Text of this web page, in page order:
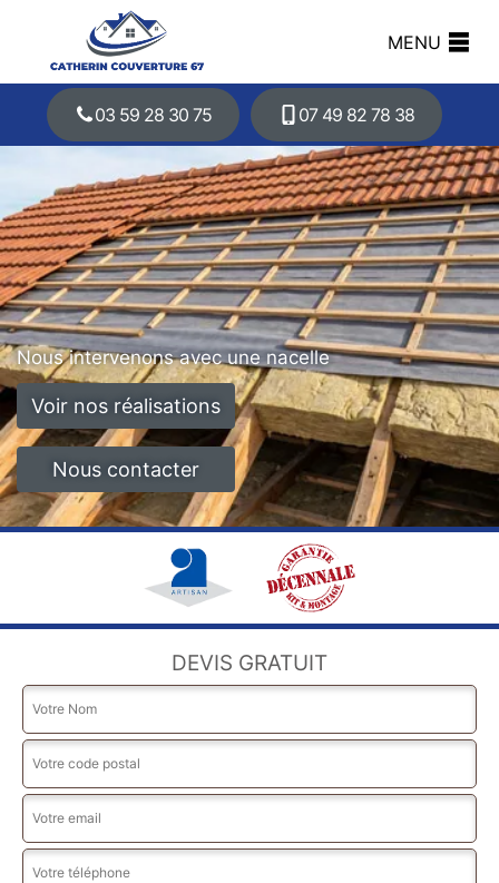
MENU
03 59 28 30 75 07 49 82 78 38
Nous intervenons avec une nacelle
Voir nos réalisations
Nous contacter
DEVIS GRATUIT